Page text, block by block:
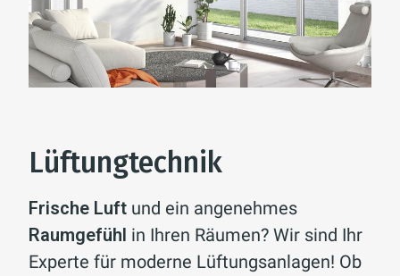
Lüftungtechnik
Frische Luft und ein angenehmes
Raumgefühl in Ihren Räumen? Wir sind Ihr
Experte für moderne Lüftungsanlagen! Ob